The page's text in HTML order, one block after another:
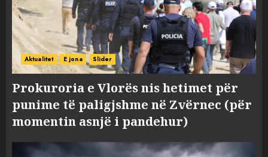
Aktualitet E jona Slider
Prokuroria e Vlorës nis hetimet për
punime të paligjshme në Zvërnec (për
momentin asnjë i pandehur)